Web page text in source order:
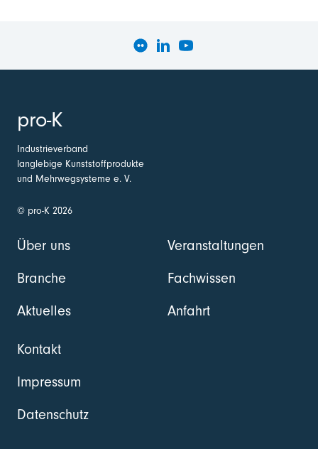
pro-K
Industrieverband
langlebige Kunststoffprodukte
und Mehrwegsysteme e. V.
© pro-K 2026
Über uns
Branche
Aktuelles
Veranstaltungen
Fachwissen
Anfahrt
Kontakt
Impressum
Datenschutz